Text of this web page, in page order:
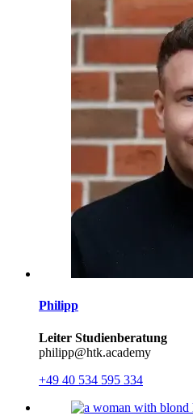
Philipp
Leiter Studienberatung
philipp@htk.academy
+49 40 534 595 334